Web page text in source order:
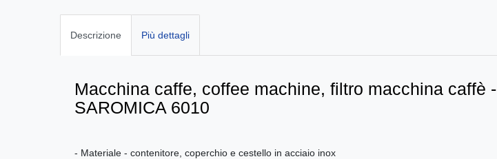
Descrizione Più dettagli
Macchina caffe, coffee machine, filtro macchina caffè -
SAROMICA 6010
- Materiale - contenitore, coperchio e cestello in acciaio inox